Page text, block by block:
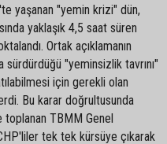
yaşanan "yemin krizi" dün,
yaklaşık 4,5 saat süren
Ortak açıklamanın
sürdürdüğü "yeminsizlik tavrını"
için gerekli olan
Bu karar doğrultusunda
toplanan TBMM Genel
tek tek kürsüye çıkarak